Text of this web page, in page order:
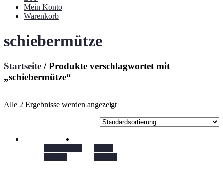
Mein Konto
Warenkorb
schiebermütze
Startseite / Produkte verschlagwortet mit
„schiebermütze“
Alle 2 Ergebnisse werden angezeigt